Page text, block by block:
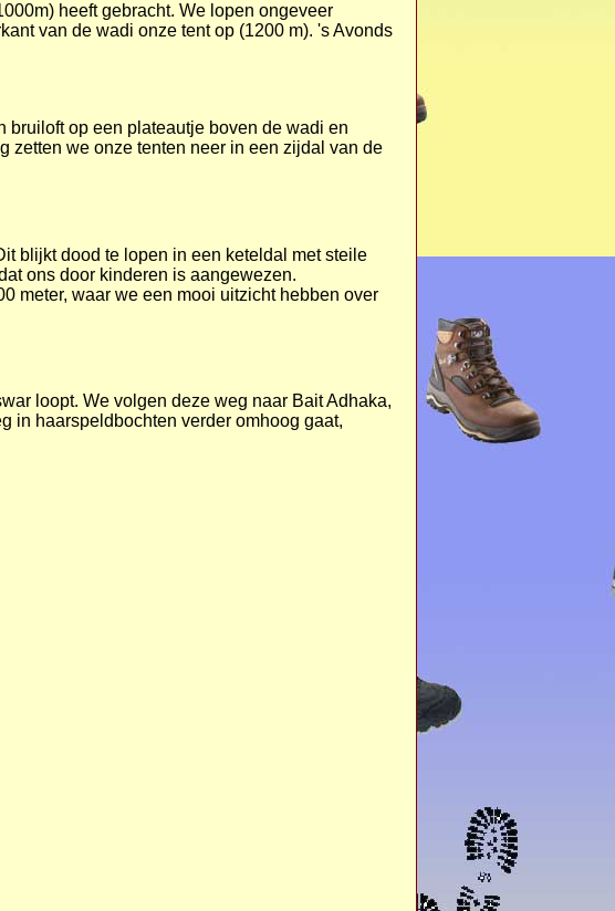
heeft gebracht. We lopen ongeveer
van de wadi onze tent op (1200 m). 's Avonds
bruiloft op een plateautje boven de wadi en
zetten we onze tenten neer in een zijdal van de
blijkt dood te lopen in een keteldal met steile
ons door kinderen is aangewezen.
meter, waar we een mooi uitzicht hebben over
loopt. We volgen deze weg naar Bait Adhaka,
in haarspeldbochten verder omhoog gaat,